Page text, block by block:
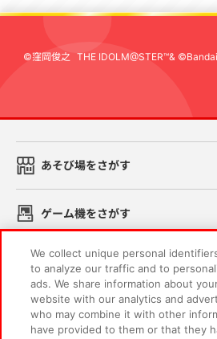
©窪岡俊之 THE IDOLM@STER™&
あそび場をさがす
ゲーム機をさがす
スマホ・PCであそぶ
イベント・キャンペーン
We collect unique personal
to analyze our traffic and to
ads. We share information about
website with our analytics and
who may combine it with other
have provided to them or that they